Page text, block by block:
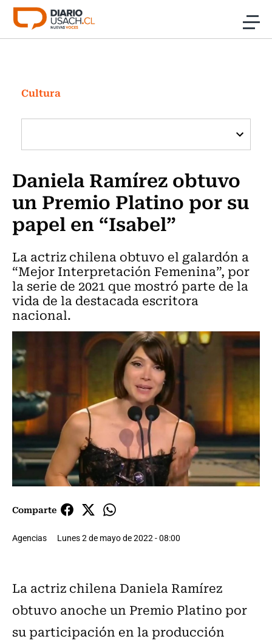
Click acá para ir directamente al contenido
Investigación
Cultura
Programas Radio y TV Usach
Cultura
Daniela Ramírez obtuvo
un Premio Platino por su
papel en “Isabel”
La actriz chilena obtuvo el galardón a
“Mejor Interpretación Femenina”, por
la serie de 2021 que mostró parte de la
vida de la destacada escritora
nacional.
Comparte
Agencias Lunes 2 de mayo de 2022 - 08:00
La actriz chilena Daniela Ramírez
obtuvo anoche un Premio Platino por
su participación en la producción